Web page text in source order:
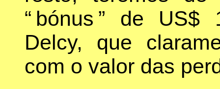
“ bónus ” de
Delcy, que
com o valor das